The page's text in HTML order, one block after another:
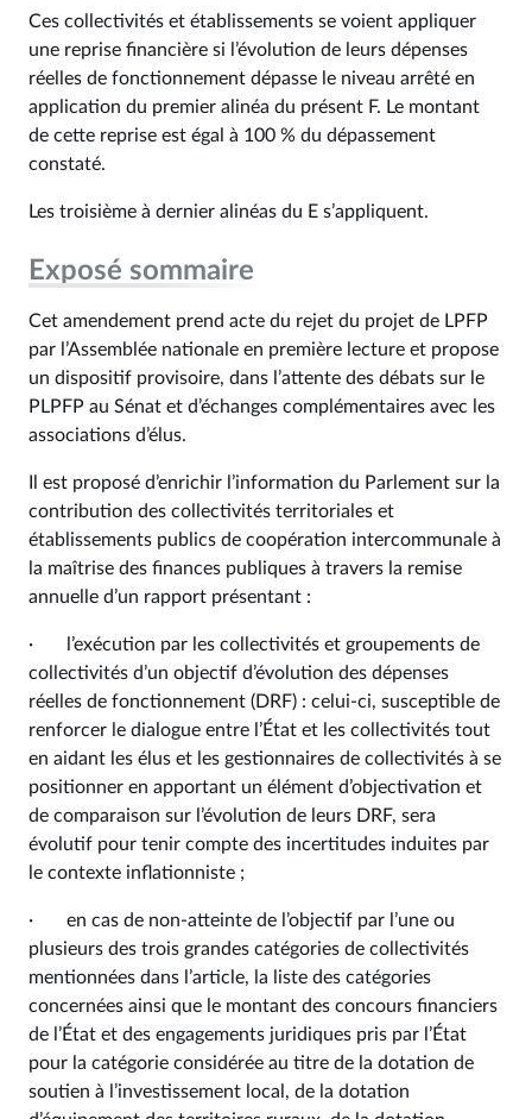
Ces collectivités et établissements se voient appliquer
une reprise financière si l’évolution de leurs dépenses
réelles de fonctionnement dépasse le niveau arrêté en
application du premier alinéa du présent F. Le montant
de cette reprise est égal à 100 % du dépassement
constaté.
Les troisième à dernier alinéas du E s’appliquent.
Exposé sommaire
Cet amendement prend acte du rejet du projet de LPFP
par l’Assemblée nationale en première lecture et propose
un dispositif provisoire, dans l’attente des débats sur le
PLPFP au Sénat et d’échanges complémentaires avec les
associations d’élus.
Il est proposé d’enrichir l’information du Parlement sur la
contribution des collectivités territoriales et
établissements publics de coopération intercommunale à
la maîtrise des finances publiques à travers la remise
annuelle d’un rapport présentant :
· l’exécution par les collectivités et groupements de
collectivités d’un objectif d’évolution des dépenses
réelles de fonctionnement (DRF) : celui-ci, susceptible de
renforcer le dialogue entre l’État et les collectivités tout
en aidant les élus et les gestionnaires de collectivités à se
positionner en apportant un élément d’objectivation et
de comparaison sur l’évolution de leurs DRF, sera
évolutif pour tenir compte des incertitudes induites par
le contexte inflationniste ;
· en cas de non-atteinte de l’objectif par l’une ou
plusieurs des trois grandes catégories de collectivités
mentionnées dans l’article, la liste des catégories
concernées ainsi que le montant des concours financiers
de l’État et des engagements juridiques pris par l’État
pour la catégorie considérée au titre de la dotation de
soutien à l’investissement local, de la dotation